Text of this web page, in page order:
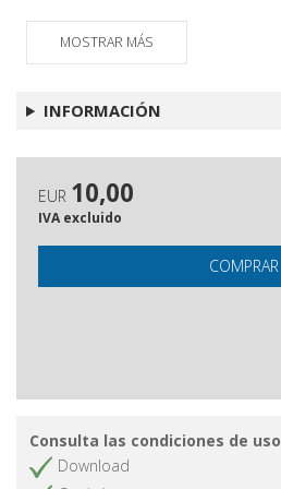
Rassegna bibliografica
Rassegna bibliografica
MOSTRAR MÁS
INFORMACIÓN
EUR 10,00
IVA excluido
COMPRAR
Consulta las condiciones de uso
Download